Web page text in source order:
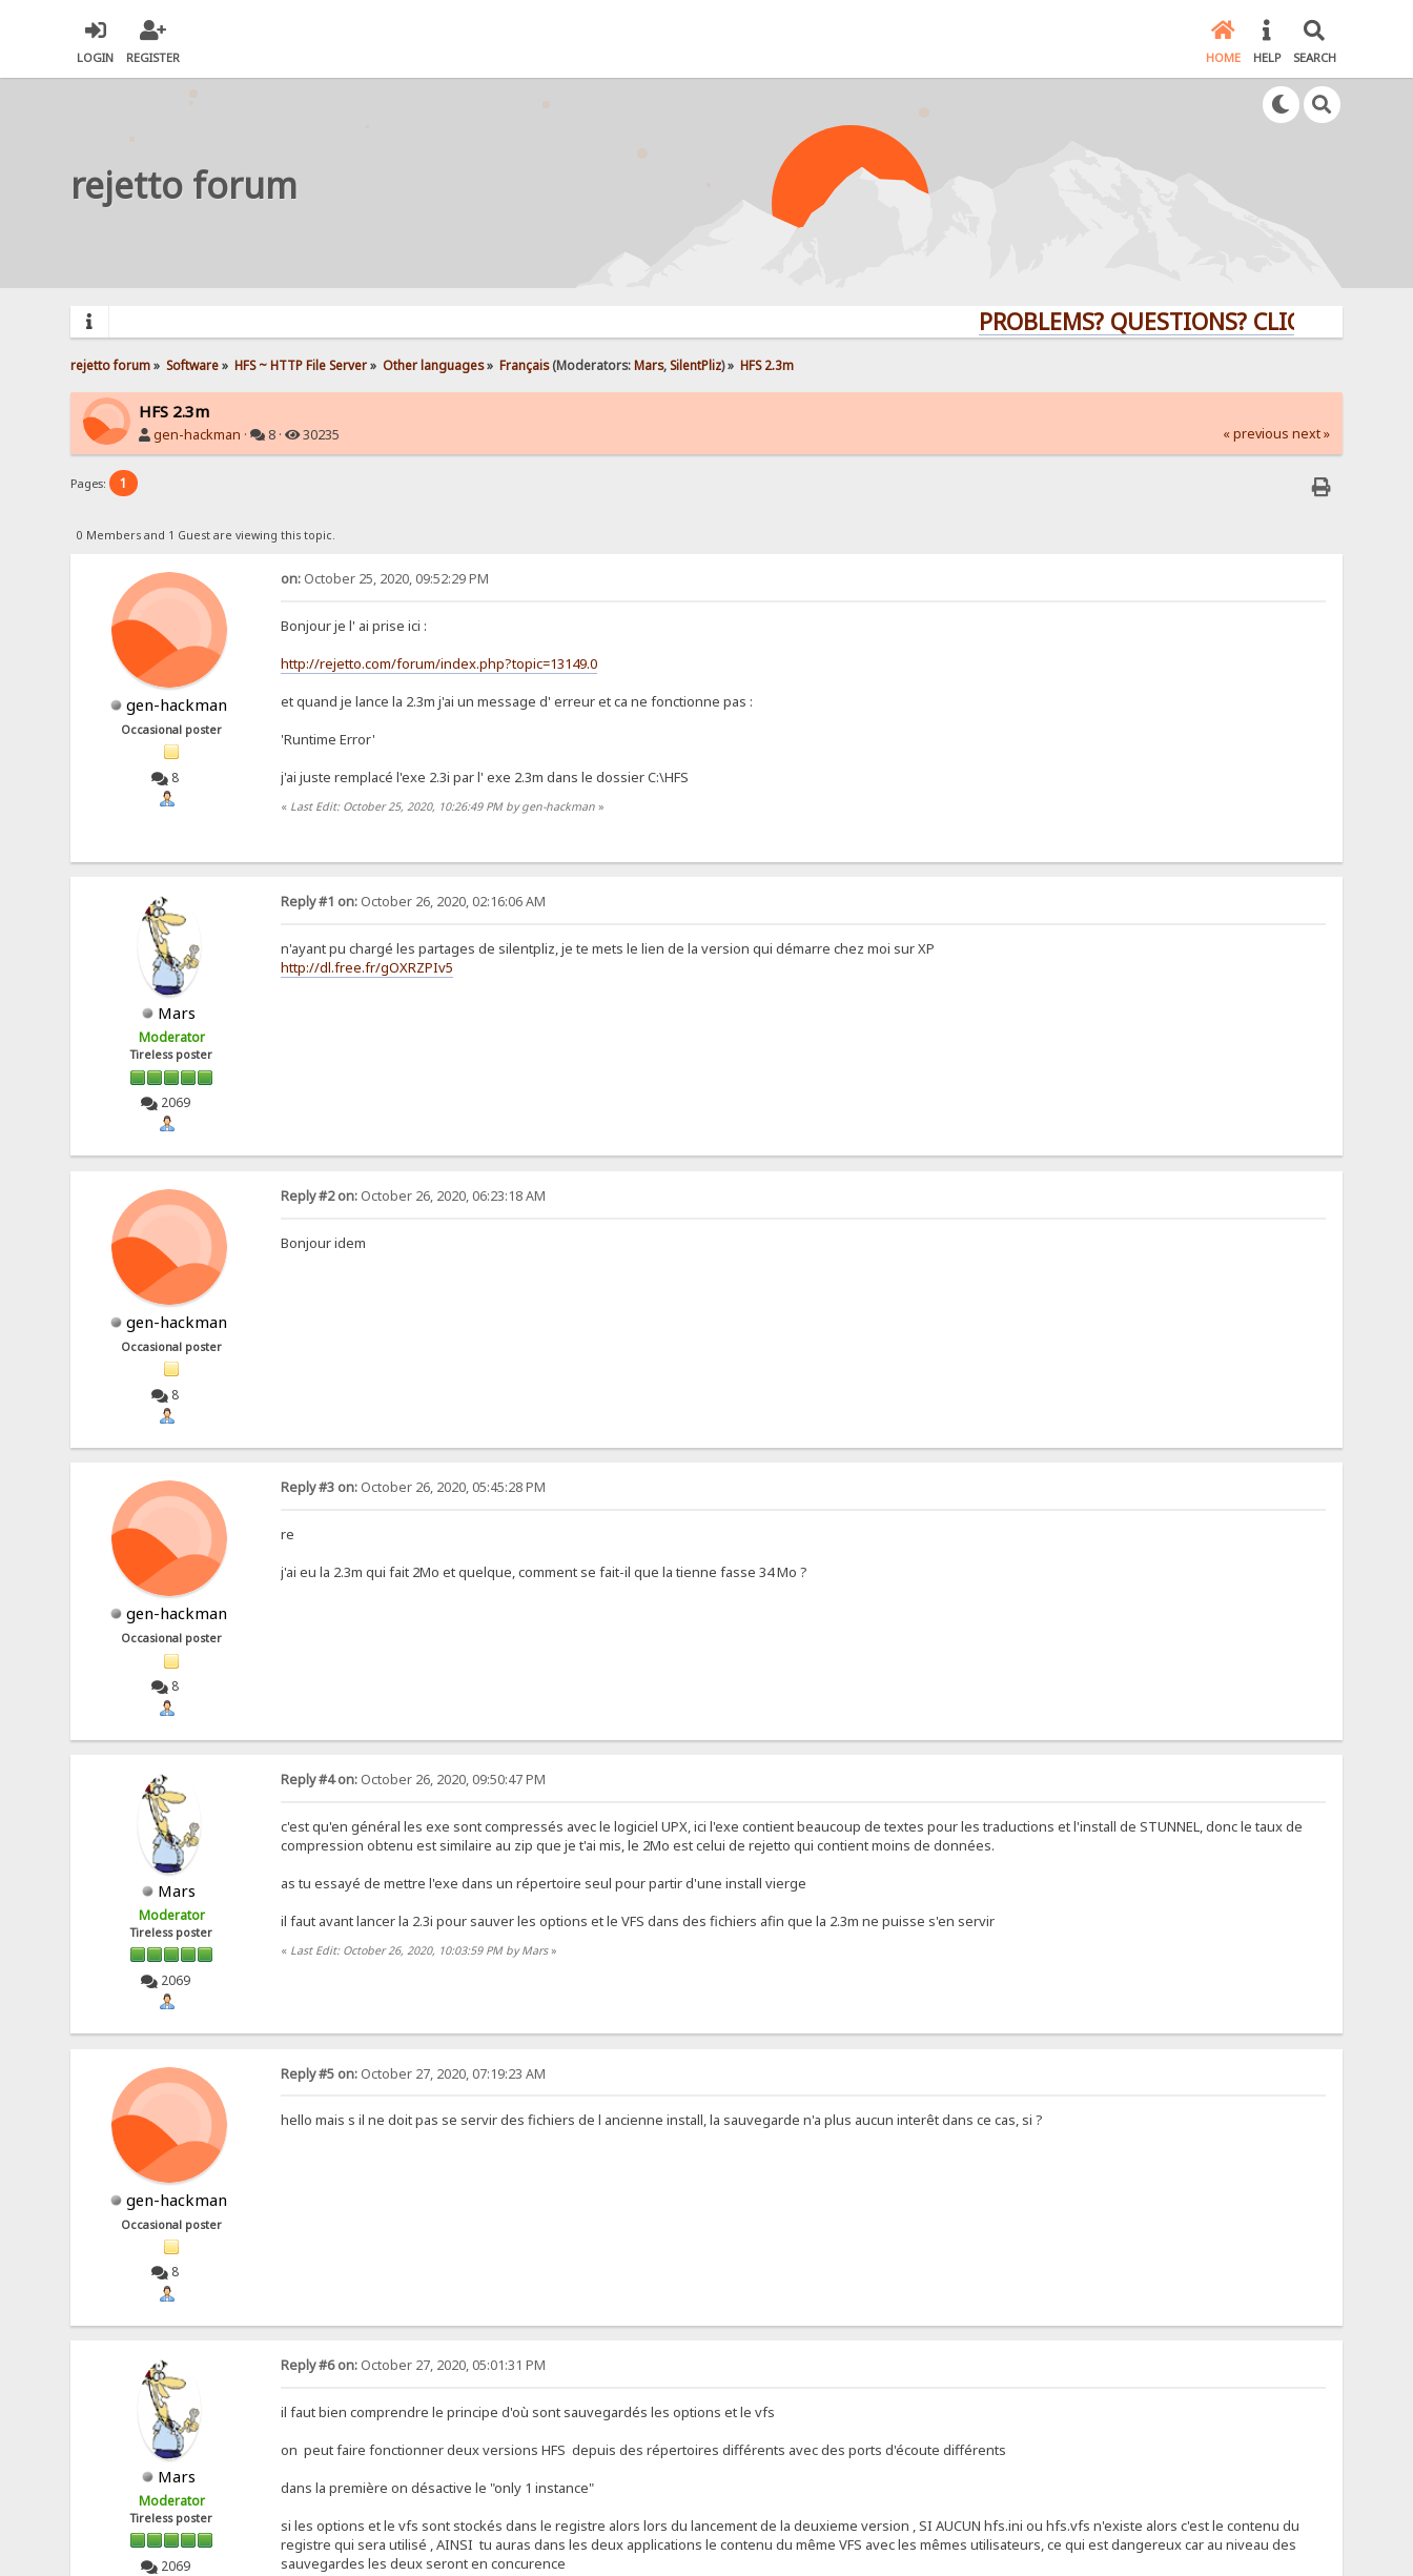
LOGIN REGISTER HOME HELP SEARCH
rejetto forum
PROBLEMS? QUESTIONS? CLICK HERE!
rejetto forum» Software» HFS ~ HTTP File Server» Other languages» Français(Moderators:Mars,SilentPliz) » HFS 2.3m
HFS 2.3m
gen-hackman · 8 · 30235 « previous next »
Pages: 1
0 Members and 1 Guest are viewing this topic.
gen-hackman
Occasional poster
8
on:October 25, 2020, 09:52:29 PM
Bonjour je l' ai prise ici :
http://rejetto.com/forum/index.php?topic=13149.0
et quand je lance la 2.3m j'ai un message d' erreur et ca ne fonctionne pas :
'Runtime Error'
j'ai juste remplacé l'exe 2.3i par l' exe 2.3m dans le dossier C:\HFS
« Last Edit: October 25, 2020, 10:26:49 PM by gen-hackman»
Mars
Moderator
Tireless poster
2069
Reply #1 on:October 26, 2020, 02:16:06 AM
n'ayant pu chargé les partages de silentpliz, je te mets le lien de la version qui démarre chez moi sur XP
http://dl.free.fr/gOXRZPIv5
gen-hackman
Occasional poster
8
Reply #2 on:October 26, 2020, 06:23:18 AM
Bonjour idem
gen-hackman
Occasional poster
8
Reply #3 on:October 26, 2020, 05:45:28 PM
re
j'ai eu la 2.3m qui fait 2Mo et quelque, comment se fait-il que la tienne fasse 34 Mo ?
Mars
Moderator
Tireless poster
2069
Reply #4 on:October 26, 2020, 09:50:47 PM
c'est qu'en général les exe sont compressés avec le logiciel UPX, ici l'exe contient beaucoup de textes pour les traductions et l'install de STUNNEL, donc le taux de
compression obtenu est similaire au zip que je t'ai mis, le 2Mo est celui de rejetto qui contient moins de données.
as tu essayé de mettre l'exe dans un répertoire seul pour partir d'une install vierge
il faut avant lancer la 2.3i pour sauver les options et le VFS dans des fichiers afin que la 2.3m ne puisse s'en servir
« Last Edit: October 26, 2020, 10:03:59 PM by Mars»
gen-hackman
Occasional poster
8
Reply #5 on:October 27, 2020, 07:19:23 AM
hello mais s il ne doit pas se servir des fichiers de l ancienne install, la sauvegarde n'a plus aucun interêt dans ce cas, si ?
Mars
Moderator
Tireless poster
2069
Reply #6 on:October 27, 2020, 05:01:31 PM
il faut bien comprendre le principe d'où sont sauvegardés les options et le vfs
on peut faire fonctionner deux versions HFS depuis des répertoires différents avec des ports d'écoute différents
dans la première on désactive le "only 1 instance"
si les options et le vfs sont stockés dans le registre alors lors du lancement de la deuxieme version , SI AUCUN hfs.ini ou hfs.vfs n'existe alors c'est le contenu du
registre qui sera utilisé , AINSI tu auras dans les deux applications le contenu du même VFS avec les mêmes utilisateurs, ce qui est dangereux car au niveau des
sauvegardes les deux seront en concurence